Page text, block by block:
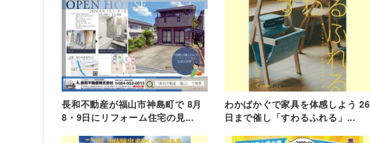
長和不動産が福山市神島町で 8月
8・9日にリフォーム住宅の見...
わかばかぐで家具を体感しよう 26
日まで催し「すわるふれる」...